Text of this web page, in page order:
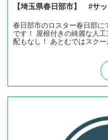
【埼玉県春日部市】 #サ
春日部市のロスター春日部に
です！ 屋根付きの綺麗な人
配もなし！ あとむではスクー